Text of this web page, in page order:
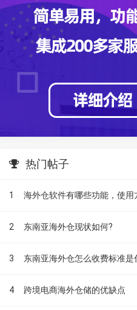
热门帖子
1 海外仓软件有哪些功能，使用
2 东南亚海外仓现状如何?
3 东南亚海外仓怎么收费标准是
4 跨境电商海外仓储的优缺点